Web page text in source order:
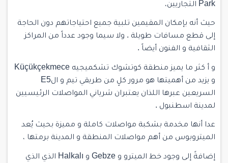
Park التجاريين،
حيث أنه بإمكان المقيمين تلبية جميع احتياجاتهم دون الحاجة
إلى قطع مسافات طويلة . ولا سيما وجود عدداً من المراكز
الثقافية و الفنون أيضاً .
و أ كثر ما يميز منطقة كوتشوك تشكميجيه Küçükçekmece
و يزيد من أهميتها هو مرور كلٍ من طريقي تيم و الE5
السريعين عبرها اللذان يعتبران شرياني المواصلات الرئيسيين
لمدينة اسطنبول .
عدا أنها مخدمة بشكبة مواصلات كاملة و مميزة بحيث يُعد
الميتروبوس من أهم مواصلات المنطقة و المدينة برمتها ،
إضافةً إلى وجود خط الميترو و Gebze و Halkalı الذي الذي